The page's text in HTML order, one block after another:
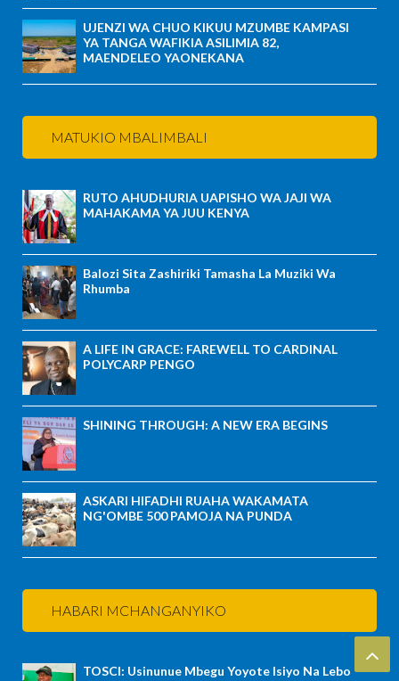
UJENZI WA CHUO KIKUU MZUMBE KAMPASI
YA TANGA WAFIKIA ASILIMIA 82,
MAENDELEO YAONEKANA
MATUKIO MBALIMBALI
RUTO AHUDHURIA UAPISHO WA JAJI WA
MAHAKAMA YA JUU KENYA
Balozi Sita Zashiriki Tamasha La Muziki Wa
Rhumba
A LIFE IN GRACE: FAREWELL TO CARDINAL
POLYCARP PENGO
SHINING THROUGH: A NEW ERA BEGINS
ASKARI HIFADHI RUAHA WAKAMATA
NG'OMBE 500 PAMOJA NA PUNDA
HABARI MCHANGANYIKO
TOSCI: Usinunue Mbegu Yoyote Isiyo Na Lebo